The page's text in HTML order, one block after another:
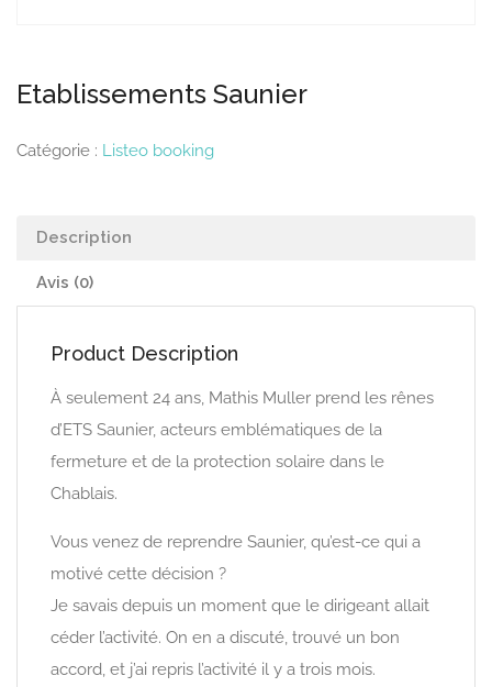
Etablissements Saunier
Catégorie : Listeo booking
Description
Avis (0)
Product Description
À seulement 24 ans, Mathis Muller prend les rênes
d’ETS Saunier, acteurs emblématiques de la
fermeture et de la protection solaire dans le
Chablais.
Vous venez de reprendre Saunier, qu’est-ce qui a
motivé cette décision ?
Je savais depuis un moment que le dirigeant allait
céder l’activité. On en a discuté, trouvé un bon
accord, et j’ai repris l’activité il y a trois mois.